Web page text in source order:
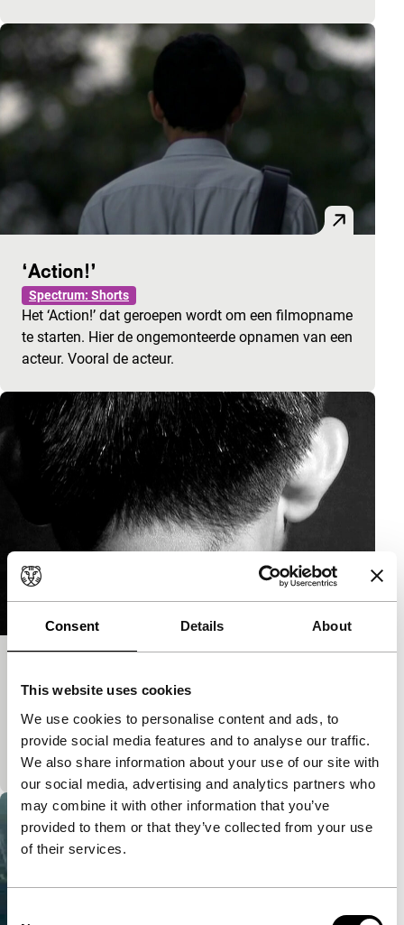
Consent Details About
This website uses cookies
We use cookies to personalise content and ads, to
provide social media features and to analyse our traffic.
We also share information about your use of our site with
our social media, advertising and analytics partners who
may combine it with other information that you’ve
provided to them or that they’ve collected from your use
of their services.
‘Action!’
Spectrum: Shorts
Het ‘Action!’ dat geroepen wordt om een filmopname
te starten. Hier de ongemonteerde opnamen van een
acteur. Vooral de acteur.
Spectrum Shorts
Korte essayfilm over de censuur van Apichatpong
Weerasethakuls Syndromes and a Century.
Gecensureerde scènes worden hier geparafraseerd.